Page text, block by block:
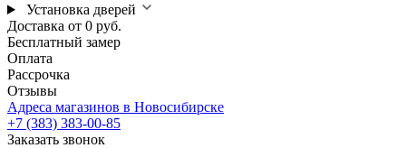
Установка дверей
Доставка от 0 руб.
Бесплатный замер
Оплата
Рассрочка
Отзывы
Адреса магазинов в Новосибирске
+7 (383) 383-00-85
Заказать звонок